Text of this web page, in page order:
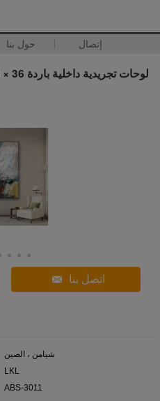
حول بنا إتصال
اتصل بنا
شيامن ، الصين
LKL
ABS-3011